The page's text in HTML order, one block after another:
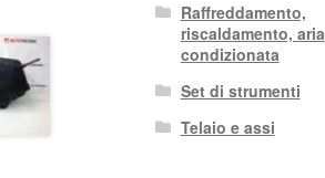
Raffreddamento,
riscaldamento, aria
condizionata
Set di strumenti
Telaio e assi